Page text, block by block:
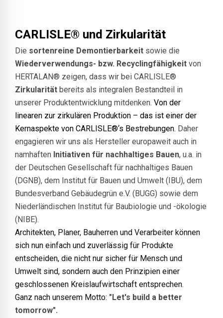
CARLISLE® und Zirkularität
Die sortenreine Demontierbarkeit sowie die
Wiederverwendungs- bzw. Recyclingfähigkeit von
HERTALAN® zeigen, dass wir bei CARLISLE®
Zirkularität bereits als integralen Bestandteil in
unserer Produktentwicklung mitdenken. Von der
linearen zur zirkulären Produktion – das ist einer der
Kernaspekte von CARLISLE®‘s Bestrebungen. Daher
engagieren wir uns als Hersteller europaweit auch in
namhaften Initiativen für nachhaltiges Bauen, u.a. in
der Deutschen Gesellschaft für nachhaltiges Bauen
(DGNB), dem Institut für Bauen und Umwelt (IBU), dem
Bundesverband Gebäudegrün e.V. (BUGG) sowie dem
Niederländischen Institut für Baubiologie und -ökologie
(NIBE).
Architekten, Planer, Bauherren und Verarbeiter können
sich nun einfach und zuverlässig für Produkte
entscheiden, die nicht nur sicher für Mensch und
Umwelt sind, sondern auch den Prinzipien einer
geschlossenen Kreislaufwirtschaft entsprechen.
Ganz nach unserem Motto: "Let's build a better
tomorrow".